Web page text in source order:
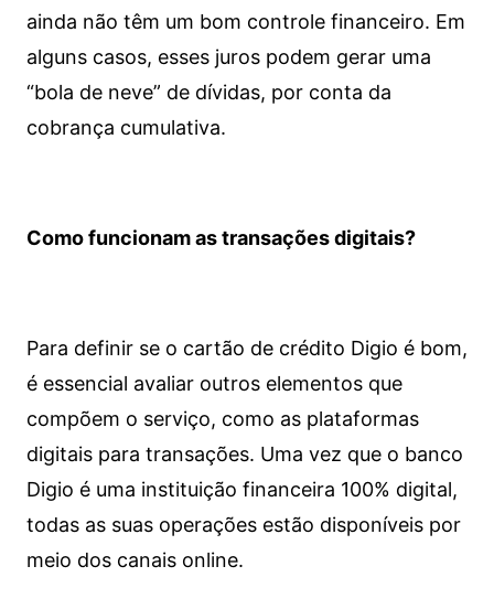
ainda não têm um bom controle financeiro. Em
alguns casos, esses juros podem gerar uma
“bola de neve” de dívidas, por conta da
cobrança cumulativa.
Como funcionam as transações digitais?
Para definir se o cartão de crédito Digio é bom,
é essencial avaliar outros elementos que
compõem o serviço, como as plataformas
digitais para transações. Uma vez que o banco
Digio é uma instituição financeira 100% digital,
todas as suas operações estão disponíveis por
meio dos canais online.